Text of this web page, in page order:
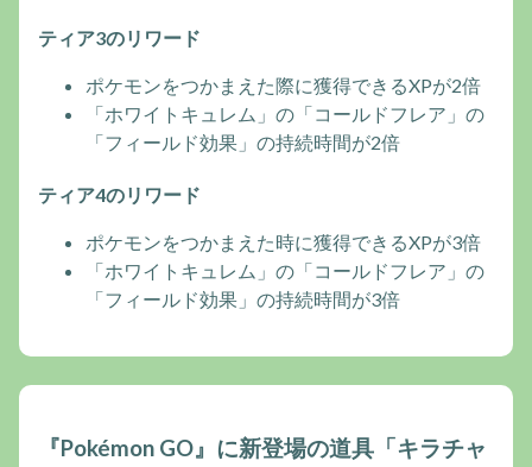
ティア3のリワード
ポケモンをつかまえた際に獲得できるXPが2倍
「ホワイトキュレム」の「コールドフレア」の
「フィールド効果」の持続時間が2倍
ティア4のリワード
ポケモンをつかまえた時に獲得できるXPが3倍
「ホワイトキュレム」の「コールドフレア」の
「フィールド効果」の持続時間が3倍
『Pokémon GO』に新登場の道具「キラチャ